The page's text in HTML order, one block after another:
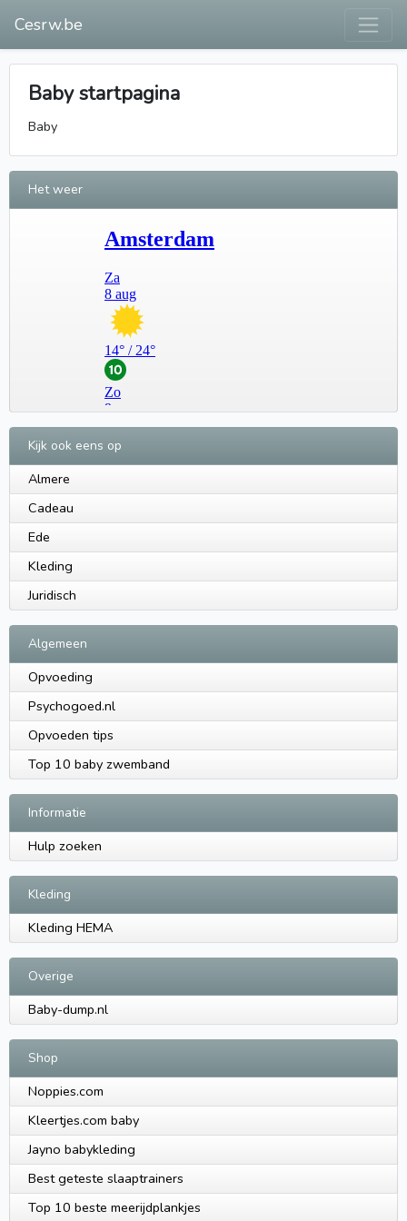
Cesrw.be
Baby startpagina
Baby
Het weer
Kijk ook eens op
Almere
Cadeau
Ede
Kleding
Juridisch
Algemeen
Opvoeding
Psychogoed.nl
Opvoeden tips
Top 10 baby zwemband
Informatie
Hulp zoeken
Kleding
Kleding HEMA
Overige
Baby-dump.nl
Shop
Noppies.com
Kleertjes.com baby
Jayno babykleding
Best geteste slaaptrainers
Top 10 beste meerijdplankjes